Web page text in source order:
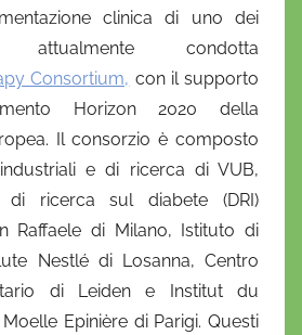
'
O
r
i
o
clinica di uno dei
condotta
Consortium, con il supporto
Horizon 2020 della
Il consorzio è composto
e di ricerca di VUB,
di ricerca sul diabete (DRI)
Raffaele di Milano, Istituto di
Nestlé di Losanna, Centro
di Leiden e Institut du
Epinière di Parigi. Questi